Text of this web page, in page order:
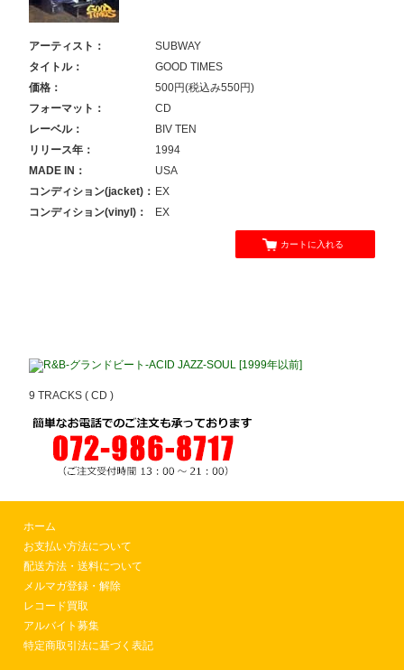
アーティスト：
SUBWAY
タイトル：
GOOD TIMES
価格：
500円(税込み550円)
フォーマット：
CD
レーベル：
BIV TEN
リリース年：
1994
MADE IN：
USA
コンディション(jacket)： EX
コンディション(vinyl)：
EX
カートに入れる
R&B-グランドビート-ACID JAZZ-SOUL [1999年以前]
9 TRACKS ( CD )
ホーム
お支払い方法について
配送方法・送料について
メルマガ登録・解除
レコード買取
アルバイト募集
特定商取引法に基づく表記